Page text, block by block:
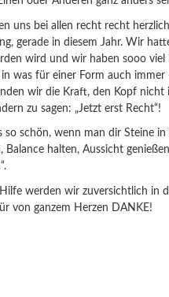
uns bei allen recht recht
gerade in diesem Jahr. Wir
wird und wir haben sooo viel
in was für einer Form auch immer
wir die Kraft, den Kopf nicht
zu sagen: „Jetzt erst Recht“!
so schön, wenn man dir Steine in
Balance halten, Aussicht
werden wir zuversichtlich in
von ganzem Herzen DANKE!